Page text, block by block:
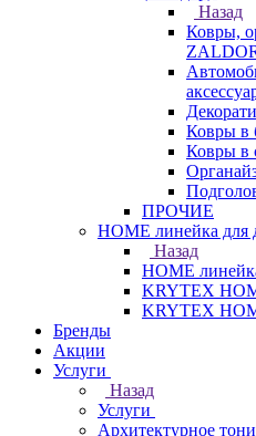
Назад
Ковры,
Ковры в
Ковры в
ПРОЧИЕ
HOME линейка для
Назад
HOME
KRYTEX
KRYTEX
Бренды
Акции
Услуги
Назад
Услуги
Архитектурное